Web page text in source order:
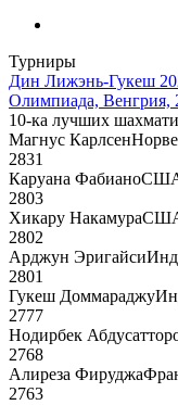
Турниры
Дин Лижэнь-Гукеш
Олимпиада, Венгрия,
10-ка лучших
Магнус Карлсен
2831
Каруана Фабиано
2803
Хикару Накамура
2802
Арджун Эригайси
2801
Гукеш Доммараджу
2777
Нодирбек
2768
Алиреза Фируджа
2763